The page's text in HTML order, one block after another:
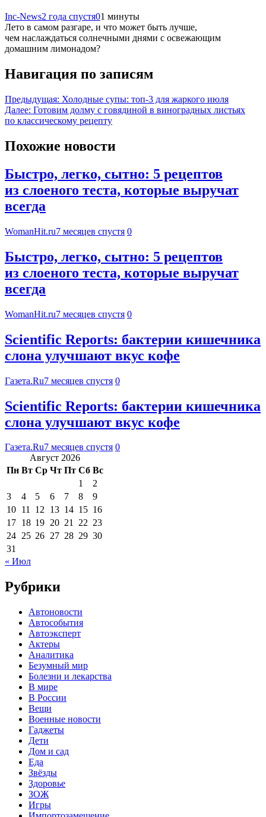
Inc-News2 года спустя01 минуты
Лето в самом разгаре, и что может быть лучше,
чем наслаждаться солнечными днями с освежающим
домашним лимонадом?
Навигация по записям
Предыдущая: Холодные супы: топ-3 для жаркого июля
Далее: Готовим долму с говядиной в виноградных листьях
по классическому рецепту
Похожие новости
Быстро, легко, сытно: 5 рецептов
из слоеного теста, которые выручат
всегда
WomanHit.ru7 месяцев спустя 0
Быстро, легко, сытно: 5 рецептов
из слоеного теста, которые выручат
всегда
WomanHit.ru7 месяцев спустя 0
Scientific Reports: бактерии кишечника
слона улучшают вкус кофе
Газета.Ru7 месяцев спустя 0
Scientific Reports: бактерии кишечника
слона улучшают вкус кофе
Газета.Ru7 месяцев спустя 0
Август 2026
Пн Вт Ср Чт Пт Сб Вс
1
2
3
4 5 6 7 8
9
10 11 12 13 14 15 16
17 18 19 20 21 22 23
24 25 26 27 28 29 30
31
« Июл
Рубрики
Автоновости
Автособытия
Автоэксперт
Актеры
Аналитика
Безумный мир
Болезни и лекарства
В мире
В России
Вещи
Военные новости
Гаджеты
Дети
Дом и сад
Еда
Звёзды
Здоровье
ЗОЖ
Игры